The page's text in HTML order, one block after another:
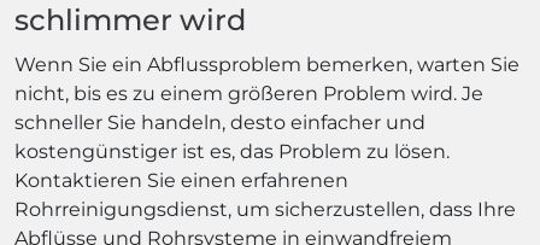
schlimmer wird
Wenn Sie ein Abflussproblem bemerken, warten Sie
nicht, bis es zu einem größeren Problem wird. Je
schneller Sie handeln, desto einfacher und
kostengünstiger ist es, das Problem zu lösen.
Kontaktieren Sie einen erfahrenen
Rohrreinigungsdienst, um sicherzustellen, dass Ihre
Abflüsse und Rohrsysteme in einwandfreiem